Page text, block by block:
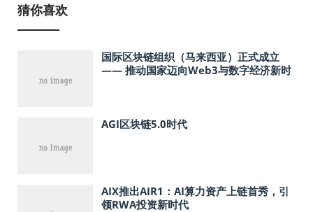
猜你喜欢
国际区块链组织（马来西亚）正式成立
—— 推动国家迈向Web3与数字经济新时
AGI区块链5.0时代
AIX推出AIR1：AI算力资产上链首秀，引
领RWA投资新时代